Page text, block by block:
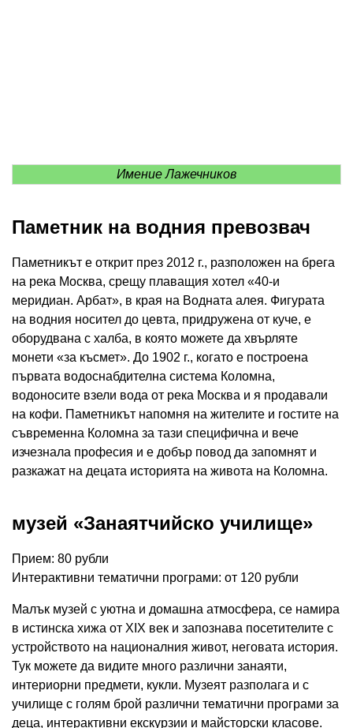
Имение Лажечников
Паметник на водния превозвач
Паметникът е открит през 2012 г., разположен на брега
на река Москва, срещу плаващия хотел «40-и
меридиан. Арбат», в края на Водната алея. Фигурата
на водния носител до цевта, придружена от куче, е
оборудвана с халба, в която можете да хвърляте
монети «за късмет». До 1902 г., когато е построена
първата водоснабдителна система Коломна,
водоносите взели вода от река Москва и я продавали
на кофи. Паметникът напомня на жителите и гостите на
съвременна Коломна за тази специфична и вече
изчезнала професия и е добър повод да запомнят и
разкажат на децата историята на живота на Коломна.
музей «Занаятчийско училище»
Прием: 80 рубли
Интерактивни тематични програми: от 120 рубли
Малък музей с уютна и домашна атмосфера, се намира
в истинска хижа от XIX век и запознава посетителите с
устройството на националния живот, неговата история.
Тук можете да видите много различни занаяти,
интериорни предмети, кукли. Музеят разполага и с
училище с голям брой различни тематични програми за
деца, интерактивни екскурзии и майсторски класове.